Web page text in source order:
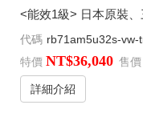
<能效1級> 日本原裝、
代碼 rb71am5u32s-vw-
特價 NT$36,040 售價
詳細介紹